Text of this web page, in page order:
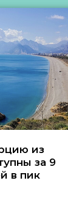
из
за 9
в пик